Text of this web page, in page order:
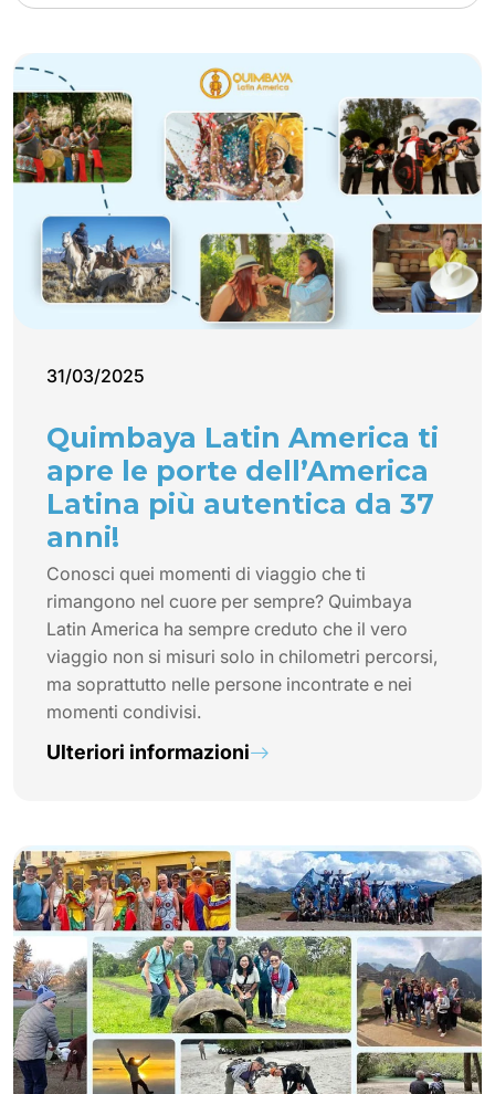
31/03/2025
Quimbaya Latin America ti
apre le porte dell’America
Latina più autentica da 37
anni!
Conosci quei momenti di viaggio che ti
rimangono nel cuore per sempre? Quimbaya
Latin America ha sempre creduto che il vero
viaggio non si misuri solo in chilometri percorsi,
ma soprattutto nelle persone incontrate e nei
momenti condivisi.
Ulteriori informazioni